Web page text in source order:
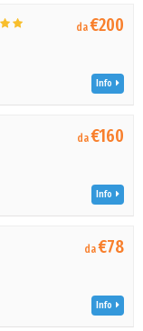
da€200
Info
da€160
Info
da€78
Info